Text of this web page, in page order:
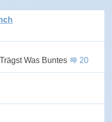
Was Buntes
20